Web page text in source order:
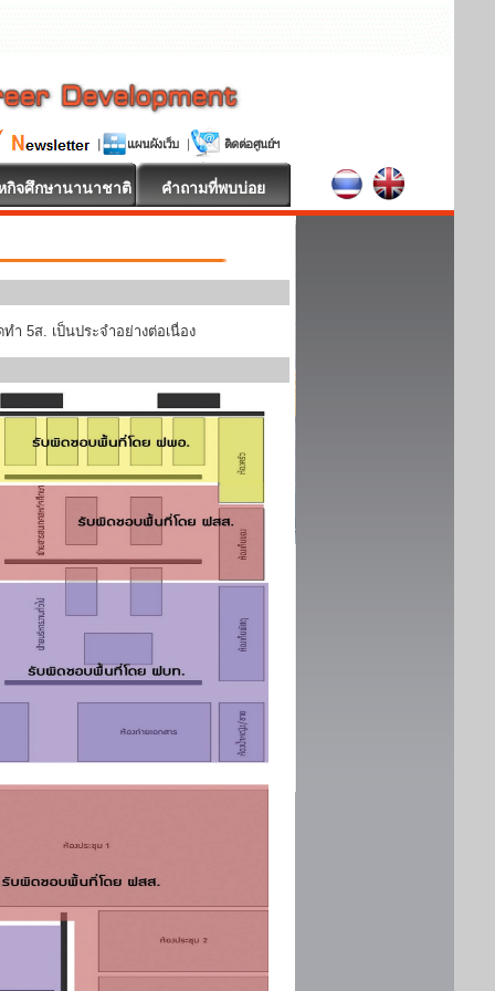
กิจศึกษานานาชาติ คำถามที่พบบ่อย
5ส. เป็นประจำอย่างต่อเนื่อง